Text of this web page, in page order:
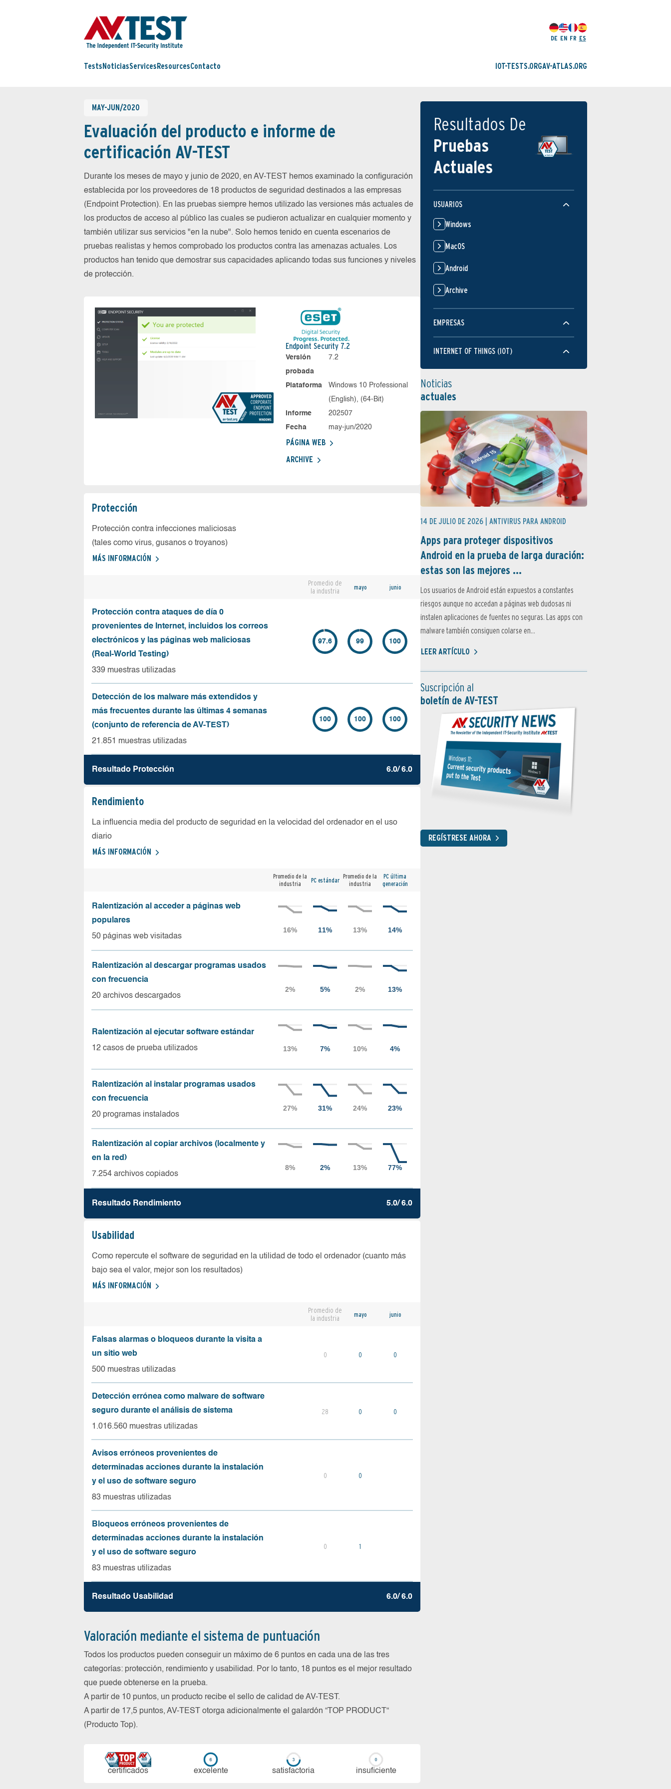
DE EN FR ES
Tests NoticiasServices ResourcesContacto IOT-TESTS.ORGAV-ATLAS.ORG
MAY-JUN/2020
Evaluación del producto e informe de
certificación AV-TEST
Durante los meses de mayo y junio de 2020, en AV-TEST hemos examinado la configuración
establecida por los proveedores de 18 productos de seguridad destinados a las empresas
(Endpoint Protection). En las pruebas siempre hemos utilizado las versiones más actuales de
los productos de acceso al público las cuales se pudieron actualizar en cualquier momento y
también utilizar sus servicios "en la nube". Solo hemos tenido en cuenta escenarios de
pruebas realistas y hemos comprobado los productos contra las amenazas actuales. Los
productos han tenido que demostrar sus capacidades aplicando todas sus funciones y niveles
de protección.
Endpoint Security 7.2
Versión
probada
7.2
Plataforma
Windows 10 Professional
(English), (64-Bit)
Informe
202507
Fecha
may-jun/2020
PÁGINA WEB
ARCHIVE
Protección
Protección contra infecciones maliciosas
(tales como virus, gusanos o troyanos)
MÁS INFORMACIÓN
Promedio de
la industria
mayo junio
Protección contra ataques de día 0
provenientes de Internet, incluidos los correos
electrónicos y las páginas web maliciosas
(Real-World Testing)
339 muestras utilizadas
97.6 99 100
Detección de los malware más extendidos y
más frecuentes durante las últimas 4 semanas
(conjunto de referencia de AV-TEST)
21.851 muestras utilizadas
100 100 100
Resultado Protección 6.0/ 6.0
Rendimiento
La influencia media del producto de seguridad en la velocidad del ordenador en el uso
diario
MÁS INFORMACIÓN
Promedio de la
industria
PC estándar Promedio de la
industria
PC última
generación
Ralentización al acceder a páginas web
populares
50 páginas web visitadas
Ralentización al descargar programas usados
con frecuencia
20 archivos descargados
Ralentización al ejecutar software estándar
12 casos de prueba utilizados
Ralentización al instalar programas usados
con frecuencia
20 programas instalados
Ralentización al copiar archivos (localmente y
en la red)
7.254 archivos copiados
Resultado Rendimiento 5.0/ 6.0
Usabilidad
Como repercute el software de seguridad en la utilidad de todo el ordenador (cuanto más
bajo sea el valor, mejor son los resultados)
MÁS INFORMACIÓN
Promedio de
la industria
mayo junio
Falsas alarmas o bloqueos durante la visita a
un sitio web
500 muestras utilizadas
0 0 0
Detección errónea como malware de software
seguro durante el análisis de sistema
1.016.560 muestras utilizadas
28 0 0
Avisos erróneos provenientes de
determinadas acciones durante la instalación
y el uso de software seguro
83 muestras utilizadas
0 0
Bloqueos erróneos provenientes de
determinadas acciones durante la instalación
y el uso de software seguro
83 muestras utilizadas
0 1
Resultado Usabilidad 6.0/ 6.0
Valoración mediante el sistema de puntuación
Todos los productos pueden conseguir un máximo de 6 puntos en cada una de las tres
categorías: protección, rendimiento y usabilidad. Por lo tanto, 18 puntos es el mejor resultado
que puede obtenerse en la prueba.
A partir de 10 puntos, un producto recibe el sello de calidad de AV-TEST.
A partir de 17,5 puntos, AV-TEST otorga adicionalmente el galardón “TOP PRODUCT“
(Producto Top).
certi­ficados ex­ce­len­te sa­tis­fac­to­ria in­su­fi­cien­te
Resultados De
Pruebas
Actuales
USUARIOS
Windows
MacOS
Android
Archive
EMPRESAS
INTERNET OF THINGS (IOT)
Noticias
actuales
14 DE JULIO DE 2026 | ANTIVIRUS PARA ANDROID
Apps para proteger dispositivos
Android en la prueba de larga duración:
estas son las mejores ...
Los usuarios de Android están expuestos a constantes
riesgos aunque no accedan a páginas web dudosas ni
instalen aplicaciones de fuentes no seguras. Las apps con
malware también consiguen colarse en...
LEER ARTÍCULO
Suscripción al
boletín de AV-TEST
REGÍSTRESE AHORA